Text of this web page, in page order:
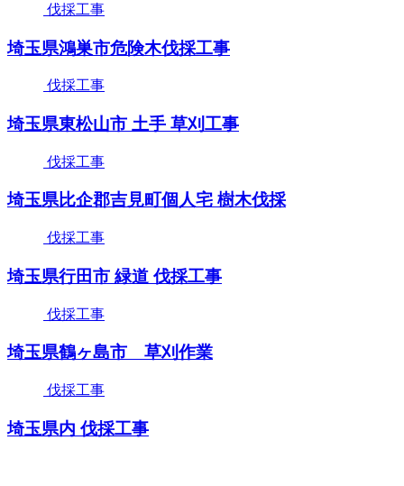
伐採工事
埼玉県鴻巣市危険木伐採工事
伐採工事
埼玉県東松山市 土手 草刈工事
伐採工事
埼玉県比企郡吉見町個人宅 樹木伐採
伐採工事
埼玉県行田市 緑道 伐採工事
伐採工事
埼玉県鶴ヶ島市 草刈作業
伐採工事
埼玉県内 伐採工事